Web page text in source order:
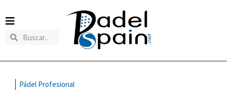
Pádel Profesional